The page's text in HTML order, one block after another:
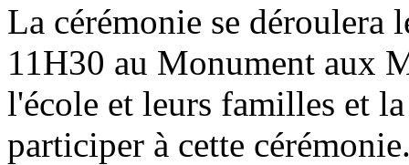
La cérémonie se déroulera
11H30 au Monument aux
l'école et leurs familles et
participer à cette